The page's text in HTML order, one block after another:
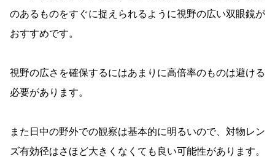
のあるものをすぐに捉えられるように視野の広い双眼鏡が
おすすめです。
視野の広さを確保するにはあまりに高倍率のものは避ける
必要があります。
また日中の野外での観察は基本的に明るいので、対物レン
ズ有効径はさほど大きくなくても良い可能性があります。